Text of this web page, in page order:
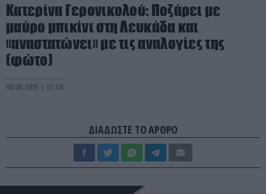
Κατερίνα Γερονικολού: Ποζάρει με
μαύρο μπικίνι στη Λευκάδα και
«αναστατώνει» με τις αναλογίες της
(φώτο)
06.08.2026 | 13:58
ΔΙΑΔΩΣΤΕ ΤΟ ΑΡΘΡΟ